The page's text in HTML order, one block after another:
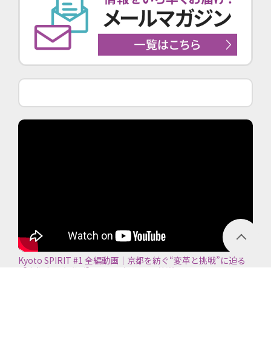
Kyoto SPIRIT #1 全編動画｜京都を紡ぐ“変革と挑戦”に迫る
【京都商工会議所】＜2026年7月5日放送＞